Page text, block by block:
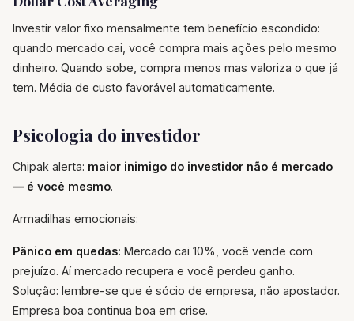
Investir valor fixo mensalmente tem benefício escondido:
quando mercado cai, você compra mais ações pelo mesmo
dinheiro. Quando sobe, compra menos mas valoriza o que já
tem. Média de custo favorável automaticamente.
Psicologia do investidor
Chipak alerta: maior inimigo do investidor não é mercado
— é você mesmo.
Armadilhas emocionais:
Pânico em quedas: Mercado cai 10%, você vende com
prejuízo. Aí mercado recupera e você perdeu ganho.
Solução: lembre-se que é sócio de empresa, não apostador.
Empresa boa continua boa em crise.